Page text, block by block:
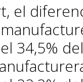
el
34,5%